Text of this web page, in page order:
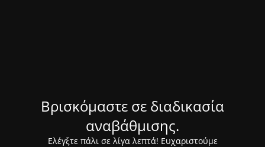
Βρισκόμαστε σε διαδικασία
αναβάθμισης.
Ελέγξτε πάλι σε λίγα λεπτά! Ευχαριστούμε